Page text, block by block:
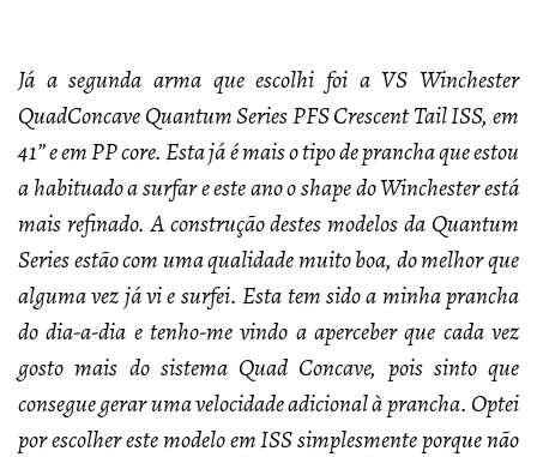
Já a segunda arma que escolhi foi a VS Winchester
QuadConcave Quantum Series PFS Crescent Tail ISS, em
41” e em PP core. Esta já é mais o tipo de prancha que estou
a habituado a surfar e este ano o shape do Winchester está
mais refinado. A construção destes modelos da Quantum
Series estão com uma qualidade muito boa, do melhor que
alguma vez já vi e surfei. Esta tem sido a minha prancha
do dia-a-dia e tenho-me vindo a aperceber que cada vez
gosto mais do sistema Quad Concave, pois sinto que
consegue gerar uma velocidade adicional à prancha. Optei
por escolher este modelo em ISS simplesmente porque não